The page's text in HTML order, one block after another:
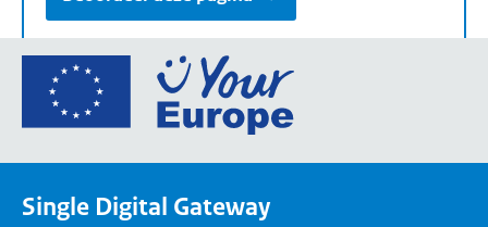
Ga
de
Single Digital Gateway